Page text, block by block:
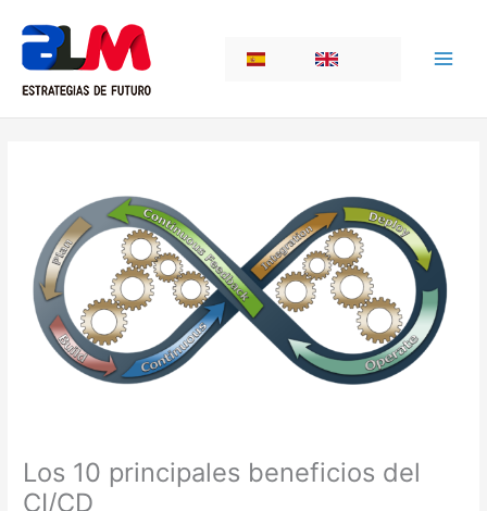
contenido
Los 10 principales beneficios del
CI/CD